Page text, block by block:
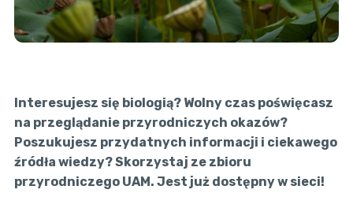
Interesujesz się biologią? Wolny czas poświęcasz
na przeglądanie przyrodniczych okazów?
Poszukujesz przydatnych informacji i ciekawego
źródła wiedzy? Skorzystaj ze zbioru
przyrodniczego UAM. Jest już dostępny w sieci!